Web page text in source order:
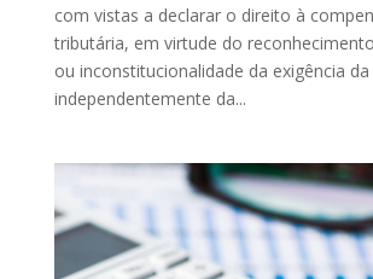
com vistas a declarar o direito à
tributária, em virtude do
ou inconstitucionalidade da exigência
independentemente da...